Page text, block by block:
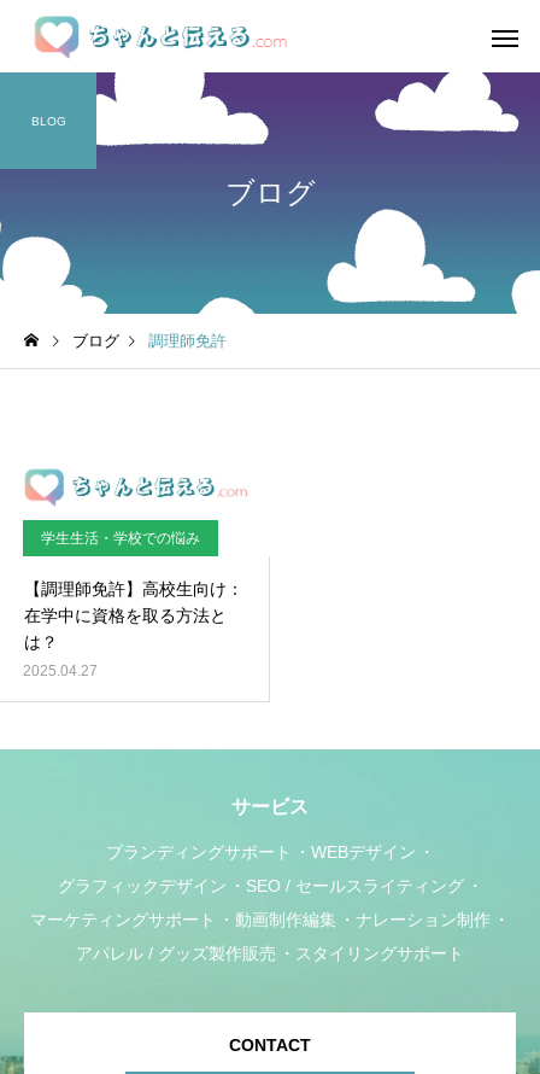
ブログ
BLOG
ブログ 調理師免許
学生生活・学校での悩み
【調理師免許】高校生向け：
在学中に資格を取る方法と
は？
2025.04.27
サービス
ブランディングサポート
WEBデザイン
グラフィックデザイン
SEO / セールスライティング
マーケティングサポート
動画制作編集
ナレーション制作
アパレル / グッズ製作販売
スタイリングサポート
CONTACT